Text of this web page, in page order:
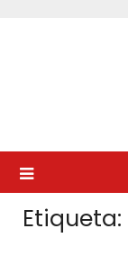
Etiqueta: